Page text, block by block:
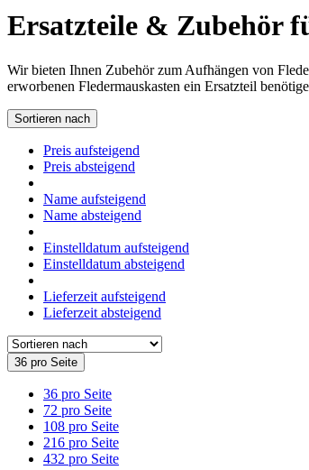
Ersatzteile & Zubehör
Wir bieten Ihnen Zubehör zum Aufhängen von
erworbenen Fledermauskasten ein Ersatzteil
Sortieren nach
Preis aufsteigend
Preis absteigend
Name aufsteigend
Name absteigend
Einstelldatum aufsteigend
Einstelldatum absteigend
Lieferzeit aufsteigend
Lieferzeit absteigend
36 pro Seite
36 pro Seite
72 pro Seite
108 pro Seite
216 pro Seite
432 pro Seite